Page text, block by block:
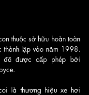
thuộc sở hữu hoàn toàn
lập vào năm 1998.
đã được cấp phép bởi
là thương hiệu xe hơi